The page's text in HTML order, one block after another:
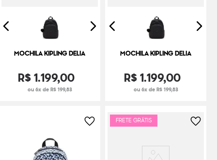
MOCHILA KIPLING DELIA
R$1.199,00
ou 6x de R$ 199,83
MOCHILA KIPLING DELIA
R$1.199,00
ou 6x de R$ 199,83
FRETE GRÁTIS